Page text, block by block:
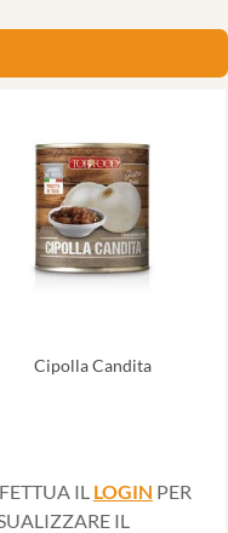
Cipolla Candita
IL LOGIN PER
IL